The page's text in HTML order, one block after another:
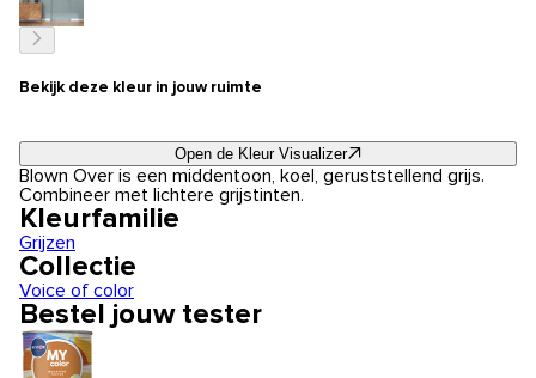
Bekijk deze kleur in jouw ruimte
Open de Kleur Visualizer
Blown Over is een middentoon, koel, geruststellend grijs.
Combineer met lichtere grijstinten.
Kleurfamilie
Grijzen
Collectie
Voice of color
Bestel jouw tester